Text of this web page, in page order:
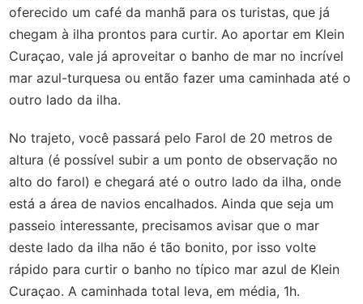
oferecido um café da manhã para os turistas, que já
chegam à ilha prontos para curtir. Ao aportar em Klein
Curaçao, vale já aproveitar o banho de mar no incrível
mar azul-turquesa ou então fazer uma caminhada até o
outro lado da ilha.
No trajeto, você passará pelo Farol de 20 metros de
altura (é possível subir a um ponto de observação no
alto do farol) e chegará até o outro lado da ilha, onde
está a área de navios encalhados. Ainda que seja um
passeio interessante, precisamos avisar que o mar
deste lado da ilha não é tão bonito, por isso volte
rápido para curtir o banho no típico mar azul de Klein
Curaçao. A caminhada total leva, em média, 1h.